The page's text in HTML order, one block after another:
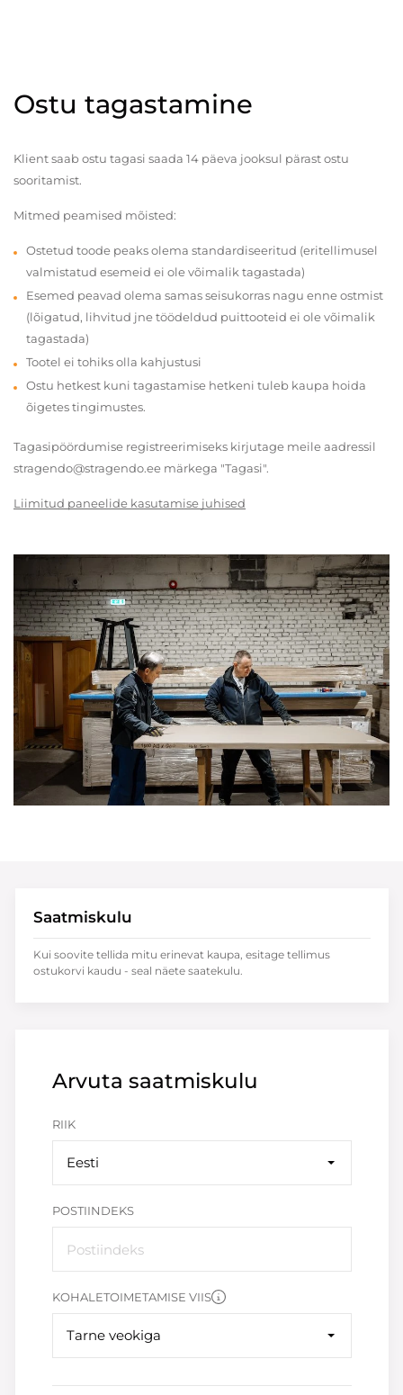
Ostu tagastamine
Klient saab ostu tagasi saada 14 päeva jooksul pärast ostu
sooritamist.
Mitmed peamised mõisted:
Ostetud toode peaks olema standardiseeritud (eritellimusel
valmistatud esemeid ei ole võimalik tagastada)
Esemed peavad olema samas seisukorras nagu enne ostmist
(lõigatud, lihvitud jne töödeldud puittooteid ei ole võimalik
tagastada)
Tootel ei tohiks olla kahjustusi
Ostu hetkest kuni tagastamise hetkeni tuleb kaupa hoida
õigetes tingimustes.
Tagasipöördumise registreerimiseks kirjutage meile aadressil
stragendo@stragendo.ee märkega "Tagasi".
Liimitud paneelide kasutamise juhised
Arvuta saatmiskulu
RIIK
Eesti
POSTIINDEKS
KOHALETOIMETAMISE VIIS
Tarne veokiga
Saatmiskulu
Kui soovite tellida mitu erinevat kaupa, esitage tellimus
ostukorvi kaudu - seal näete saatekulu.